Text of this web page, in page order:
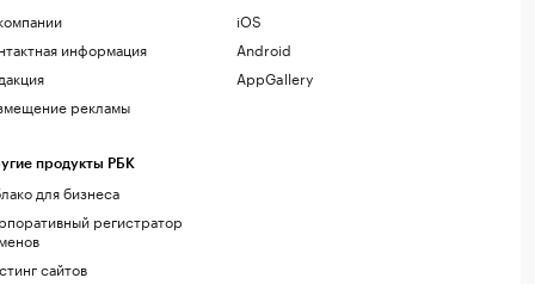
информация
рекламы
продукты РБК
для бизнеса
регистратор
сайтов
iOS
Android
AppGallery